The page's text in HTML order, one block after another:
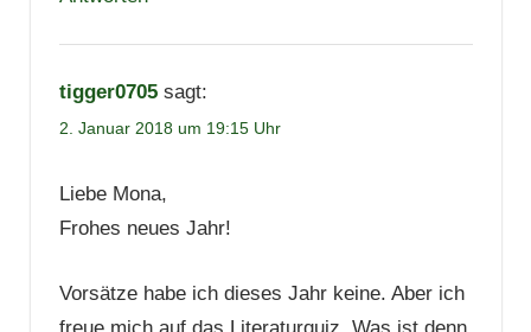
tigger0705 sagt:
2. Januar 2018 um 19:15 Uhr
Liebe Mona,
Frohes neues Jahr!
Vorsätze habe ich dieses Jahr keine. Aber ich